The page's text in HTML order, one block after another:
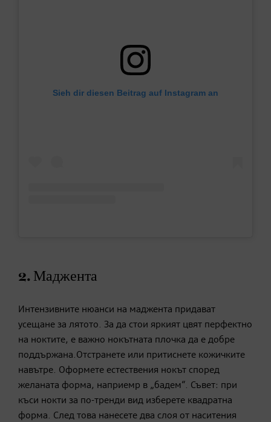
Sieh dir diesen Beitrag auf Instagram an
2. Маджента
Интензивните нюанси на маджента придават
усещане за лятото. За да стои яркият цвят перфектно
на ноктите, е важно нокътната плочка да е добре
поддържана.Отстранете или притиснете кожичките
навътре. Оформете естествения нокът според
желаната форма, наприемр в „бадем“. Съвет: при
къси нокти за по-тренди вид изберете квадратна
форма. След това нанесете два слоя от наситения